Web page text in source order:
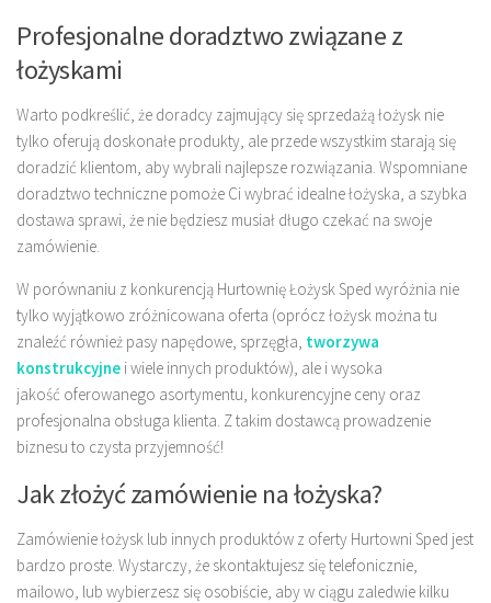
Profesjonalne doradztwo związane z
łożyskami
Warto podkreślić, że doradcy zajmujący się sprzedażą łożysk nie
tylko oferują doskonałe produkty, ale przede wszystkim starają się
doradzić klientom, aby wybrali najlepsze rozwiązania. Wspomniane
doradztwo techniczne pomoże Ci wybrać idealne łożyska, a szybka
dostawa sprawi, że nie będziesz musiał długo czekać na swoje
zamówienie.
W porównaniu z konkurencją Hurtownię Łożysk Sped wyróżnia nie
tylko wyjątkowo zróżnicowana oferta (oprócz łożysk można tu
znaleźć również pasy napędowe, sprzęgła, tworzywa
konstrukcyjne i wiele innych produktów), ale i wysoka
jakość oferowanego asortymentu, konkurencyjne ceny oraz
profesjonalna obsługa klienta. Z takim dostawcą prowadzenie
biznesu to czysta przyjemność!
Jak złożyć zamówienie na łożyska?
Zamówienie łożysk lub innych produktów z oferty Hurtowni Sped jest
bardzo proste. Wystarczy, że skontaktujesz się telefonicznie,
mailowo, lub wybierzesz się osobiście, aby w ciągu zaledwie kilku